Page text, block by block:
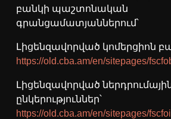
բանկի պաշտոնական
գրանցամատյաններում՝
Լիցենզավորված կոմերցիոն
https://old.cba.am/en/sitepages/
Լիցենզավորված
ընկերություններ՝
https://old.cba.am/en/sitepages/